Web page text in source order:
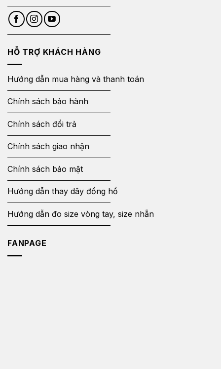
HỖ TRỢ KHÁCH HÀNG
Hướng dẫn mua hàng và thanh toán
Chính sách bảo hành
Chính sách đổi trả
Chính sách giao nhận
Chính sách bảo mật
Hướng dẫn thay dây đồng hồ
Hướng dẫn đo size vòng tay, size nhẫn
FANPAGE